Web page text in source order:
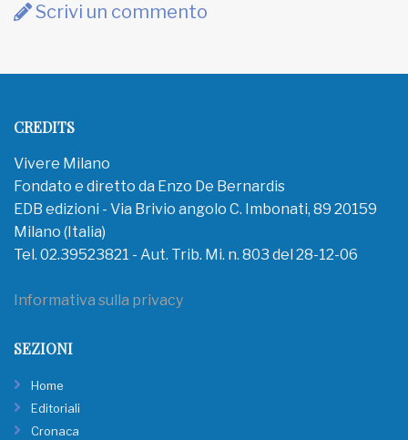
Scrivi un commento
CREDITS
Vivere Milano
Fondato e diretto da Enzo De Bernardis
EDB edizioni - Via Brivio angolo C. Imbonati, 89 20159
Milano (Italia)
Tel. 02.39523821 - Aut. Trib. Mi. n. 803 del 28-12-06
Informativa sulla privacy
SEZIONI
Home
Editoriali
Cronaca